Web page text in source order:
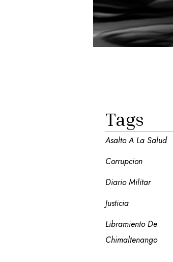
Tags
Asalto A La Salud
Corrupcion
Diario Militar
Justicia
Libramiento De
Chimaltenango